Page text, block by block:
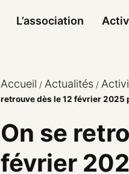
L’association
Accueil / Actualités /
retrouve dès le 12 février 2025
On se
février